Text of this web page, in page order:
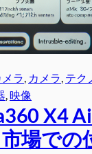
ラ, カメラ, テク
, 映像
X4
場での